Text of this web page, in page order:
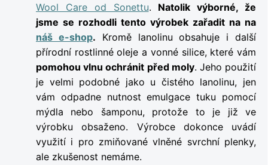
Wool Care od Sonettu. Natolik výborné, že
jsme se rozhodli tento výrobek zařadit na na
náš e-shop. Kromě lanolinu obsahuje i další
přírodní rostlinné oleje a vonné silice, které vám
pomohou vlnu ochránit před moly. Jeho použití
je velmi podobné jako u čistého lanolinu, jen
vám odpadne nutnost emulgace tuku pomocí
mýdla nebo šamponu, protože to je již ve
výrobku obsaženo. Výrobce dokonce uvádí
využití i pro zmiňované vlněné svrchní plenky,
ale zkušenost nemáme.